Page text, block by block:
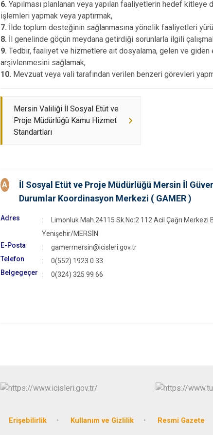
6.Yapılması planlanan veya yapılan faaliyetlerin hedef kitleye
işlemleri yapmak veya yaptırmak,
7. İlde toplum desteğinin sağlanmasına yönelik faaliyetleri
8. İl genelinde göçün meydana getirdiği sorunlarla ilgili
9. Tedbir, faaliyet ve hizmetlere ait dosyalama, gelen ve giden
arşivlenmesini sağlamak,
10. Mevzuat veya vali tarafından verilen benzeri görevleri
Mersin Valiliği İl Sosyal Etüt ve
Proje Müdürlüğü Kamu Hizmet
Standartları
A
İl Sosyal Etüt ve Proje Müdürlüğü Mersin İl
Durumlar Koordinasyon Merkezi ( GAMER )
Adres
Limonluk Mah.24115 Sk.No:2 112 Acil Çağrı Merkezi
Yenişehir/MERSİN
E-Posta
gamermersin@icisleri.gov.tr
Telefon
0(552) 1923 0 33
Belgegeçer
0(324) 325 99 66
Erişebilirlik Kullanım ve Gizlilik Resmi Gazete